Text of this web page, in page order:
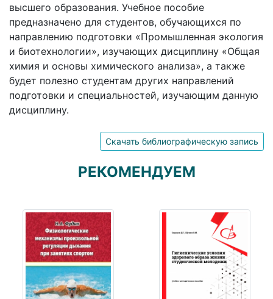
высшего образования. Учебное пособие
предназначено для студентов, обучающихся по
направлению подготовки «Промышленная экология
и биотехнологии», изучающих дисциплину «Общая
химия и основы химического анализа», а также
будет полезно студентам других направлений
подготовки и специальностей, изучающим данную
дисциплину.
Скачать библиографическую запись
РЕКОМЕНДУЕМ